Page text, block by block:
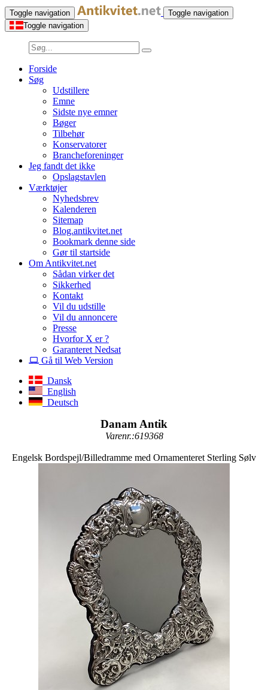
Toggle navigation
Toggle navigation
Toggle navigation
Forside
Søg
Udstillere
Emne
Sidste nye emner
Bøger
Tilbehør
Konservatorer
Brancheforeninger
Jeg fandt det ikke
Opslagstavlen
Værktøjer
Nyhedsbrev
Kalenderen
Sitemap
Blog.antikvitet.net
Bookmark denne side
Gør til startside
Om Antikvitet.net
Sådan virker det
Sikkerhed
Kontakt
Vil du udstille
Vil du annoncere
Presse
Hvorfor X er ?
Garanteret Nedsat
Gå til Web Version
Dansk
English
Deutsch
Danam Antik
Varenr.:619368
Engelsk Bordspejl/Billedramme med Ornamenteret Sterling Sølv